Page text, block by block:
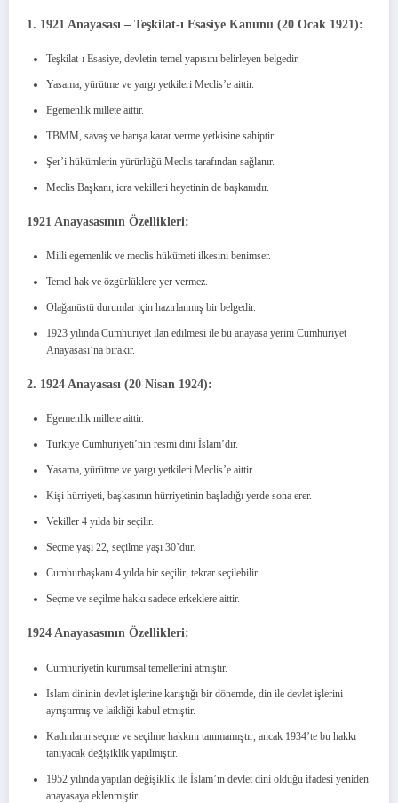
1. 1921 Anayasası – Teşkilat-ı Esasiye Kanunu (20 Ocak 1921):
Teşkilat-ı Esasiye, devletin temel yapısını belirleyen belgedir.
Yasama, yürütme ve yargı yetkileri Meclis’e aittir.
Egemenlik millete aittir.
TBMM, savaş ve barışa karar verme yetkisine sahiptir.
Şer’i hükümlerin yürürlüğü Meclis tarafından sağlanır.
Meclis Başkanı, icra vekilleri heyetinin de başkanıdır.
1921 Anayasasının Özellikleri:
Milli egemenlik ve meclis hükümeti ilkesini benimser.
Temel hak ve özgürlüklere yer vermez.
Olağanüstü durumlar için hazırlanmış bir belgedir.
1923 yılında Cumhuriyet ilan edilmesi ile bu anayasa yerini Cumhuriyet
Anayasası’na bırakır.
2. 1924 Anayasası (20 Nisan 1924):
Egemenlik millete aittir.
Türkiye Cumhuriyeti’nin resmi dini İslam’dır.
Yasama, yürütme ve yargı yetkileri Meclis’e aittir.
Kişi hürriyeti, başkasının hürriyetinin başladığı yerde sona erer.
Vekiller 4 yılda bir seçilir.
Seçme yaşı 22, seçilme yaşı 30’dur.
Cumhurbaşkanı 4 yılda bir seçilir, tekrar seçilebilir.
Seçme ve seçilme hakkı sadece erkeklere aittir.
1924 Anayasasının Özellikleri:
Cumhuriyetin kurumsal temellerini atmıştır.
İslam dininin devlet işlerine karıştığı bir dönemde, din ile devlet işlerini
ayrıştırmış ve laikliği kabul etmiştir.
Kadınların seçme ve seçilme hakkını tanımamıştır, ancak 1934’te bu hakkı
tanıyacak değişiklik yapılmıştır.
1952 yılında yapılan değişiklik ile İslam’ın devlet dini olduğu ifadesi yeniden
anayasaya eklenmiştir.